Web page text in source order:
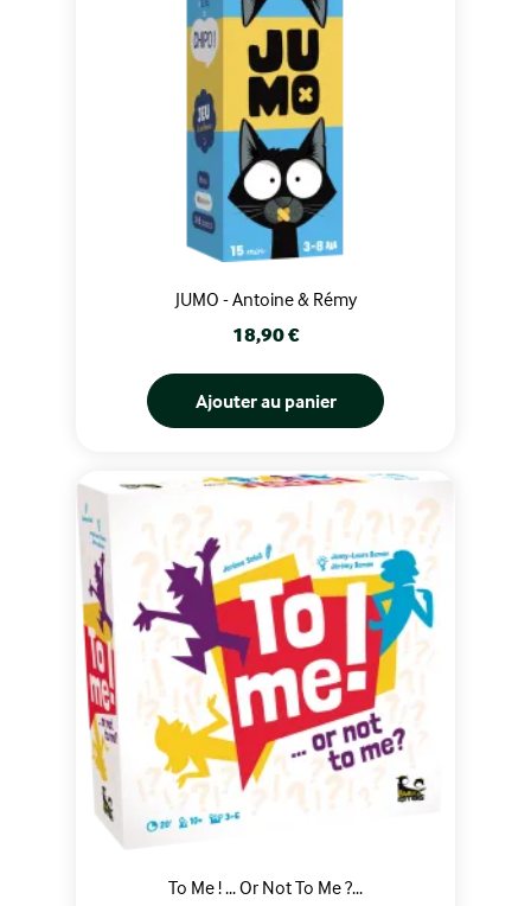
JUMO - Antoine & Rémy
Prix
18,90 €
Ajouter au panier
To Me ! ... Or Not To Me ?...